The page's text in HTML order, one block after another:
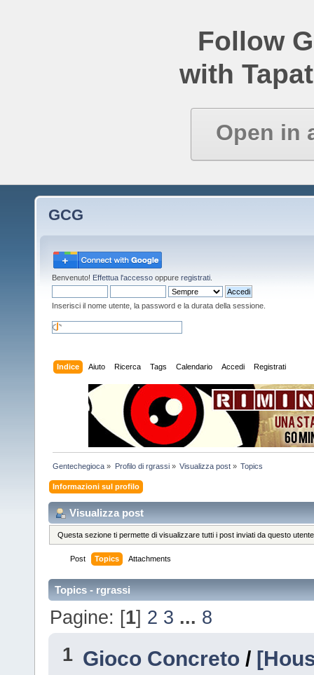
Follow
with
Open in
GCG
Benvenuto! Effettua l'accesso oppure registrati
Inserisci il nome utente, la password e la durata della sessione.
Indice Aiuto Ricerca Tags Calendario Accedi Registrati
Gentechegioca » Profilo di rgrassi» Visualizza post» Topics
Informazioni sul profilo
Visualizza post
Questa sezione ti permette di visualizzare tutti i post inviati da questo
Post Topics Attachments
Topics - rgrassi
Pagine: [1] 2 3 ... 8
1 Gioco Concreto /